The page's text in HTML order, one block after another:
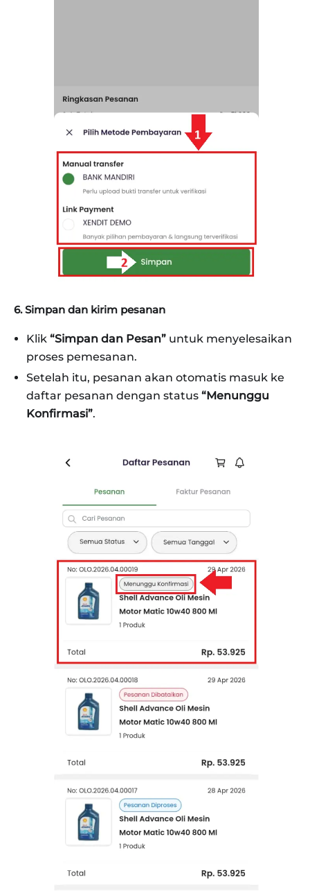
6. Simpan dan kirim pesanan
Klik “Simpan dan Pesan” untuk menyelesaikan
proses pemesanan.
Setelah itu, pesanan akan otomatis masuk ke
daftar pesanan dengan status “Menunggu
Konfirmasi”.